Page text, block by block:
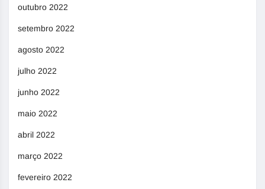
outubro 2022
setembro 2022
agosto 2022
julho 2022
junho 2022
maio 2022
abril 2022
março 2022
fevereiro 2022